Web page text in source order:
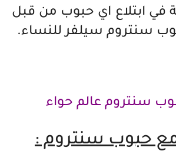
في ابتلاع اي حبوب من قبل
سنتروم سيلفر للنساء.
سنتروم عالم حواء
حبوب سنتروم :